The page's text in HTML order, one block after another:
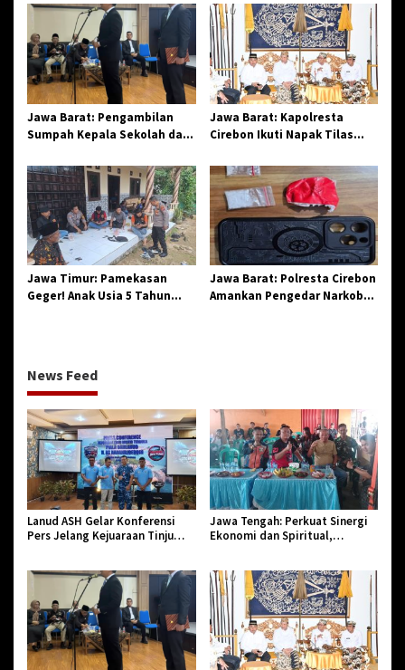
2026
Jangkar Gelar Halal Bi Halal
di Losari
Jawa Barat: Pengambilan
Sumpah Kepala Sekolah dan
Penegasan Integritas
Aparatur Pendidikan dan
Birokrasi
Jawa Barat: Kapolresta
Cirebon Ikuti Napak Tilas
Sinergi dan Pelestarian
Sejarah
Jawa Timur: Pamekasan
Geger! Anak Usia 5 Tahun
Jawa Barat: Polresta Cirebon
Amankan Pengedar Narkoba
News Feed
Lanud ASH Gelar Konferensi
Pers Jelang Kejuaraan Tinju
Jawa Tengah: Perkuat Sinergi
Ekonomi dan Spiritual,